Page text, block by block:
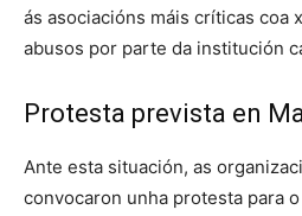
ás asociacións máis críticas coa
abusos por parte da institución
Protesta prevista en
Ante esta situación, as
convocaron unha protesta para